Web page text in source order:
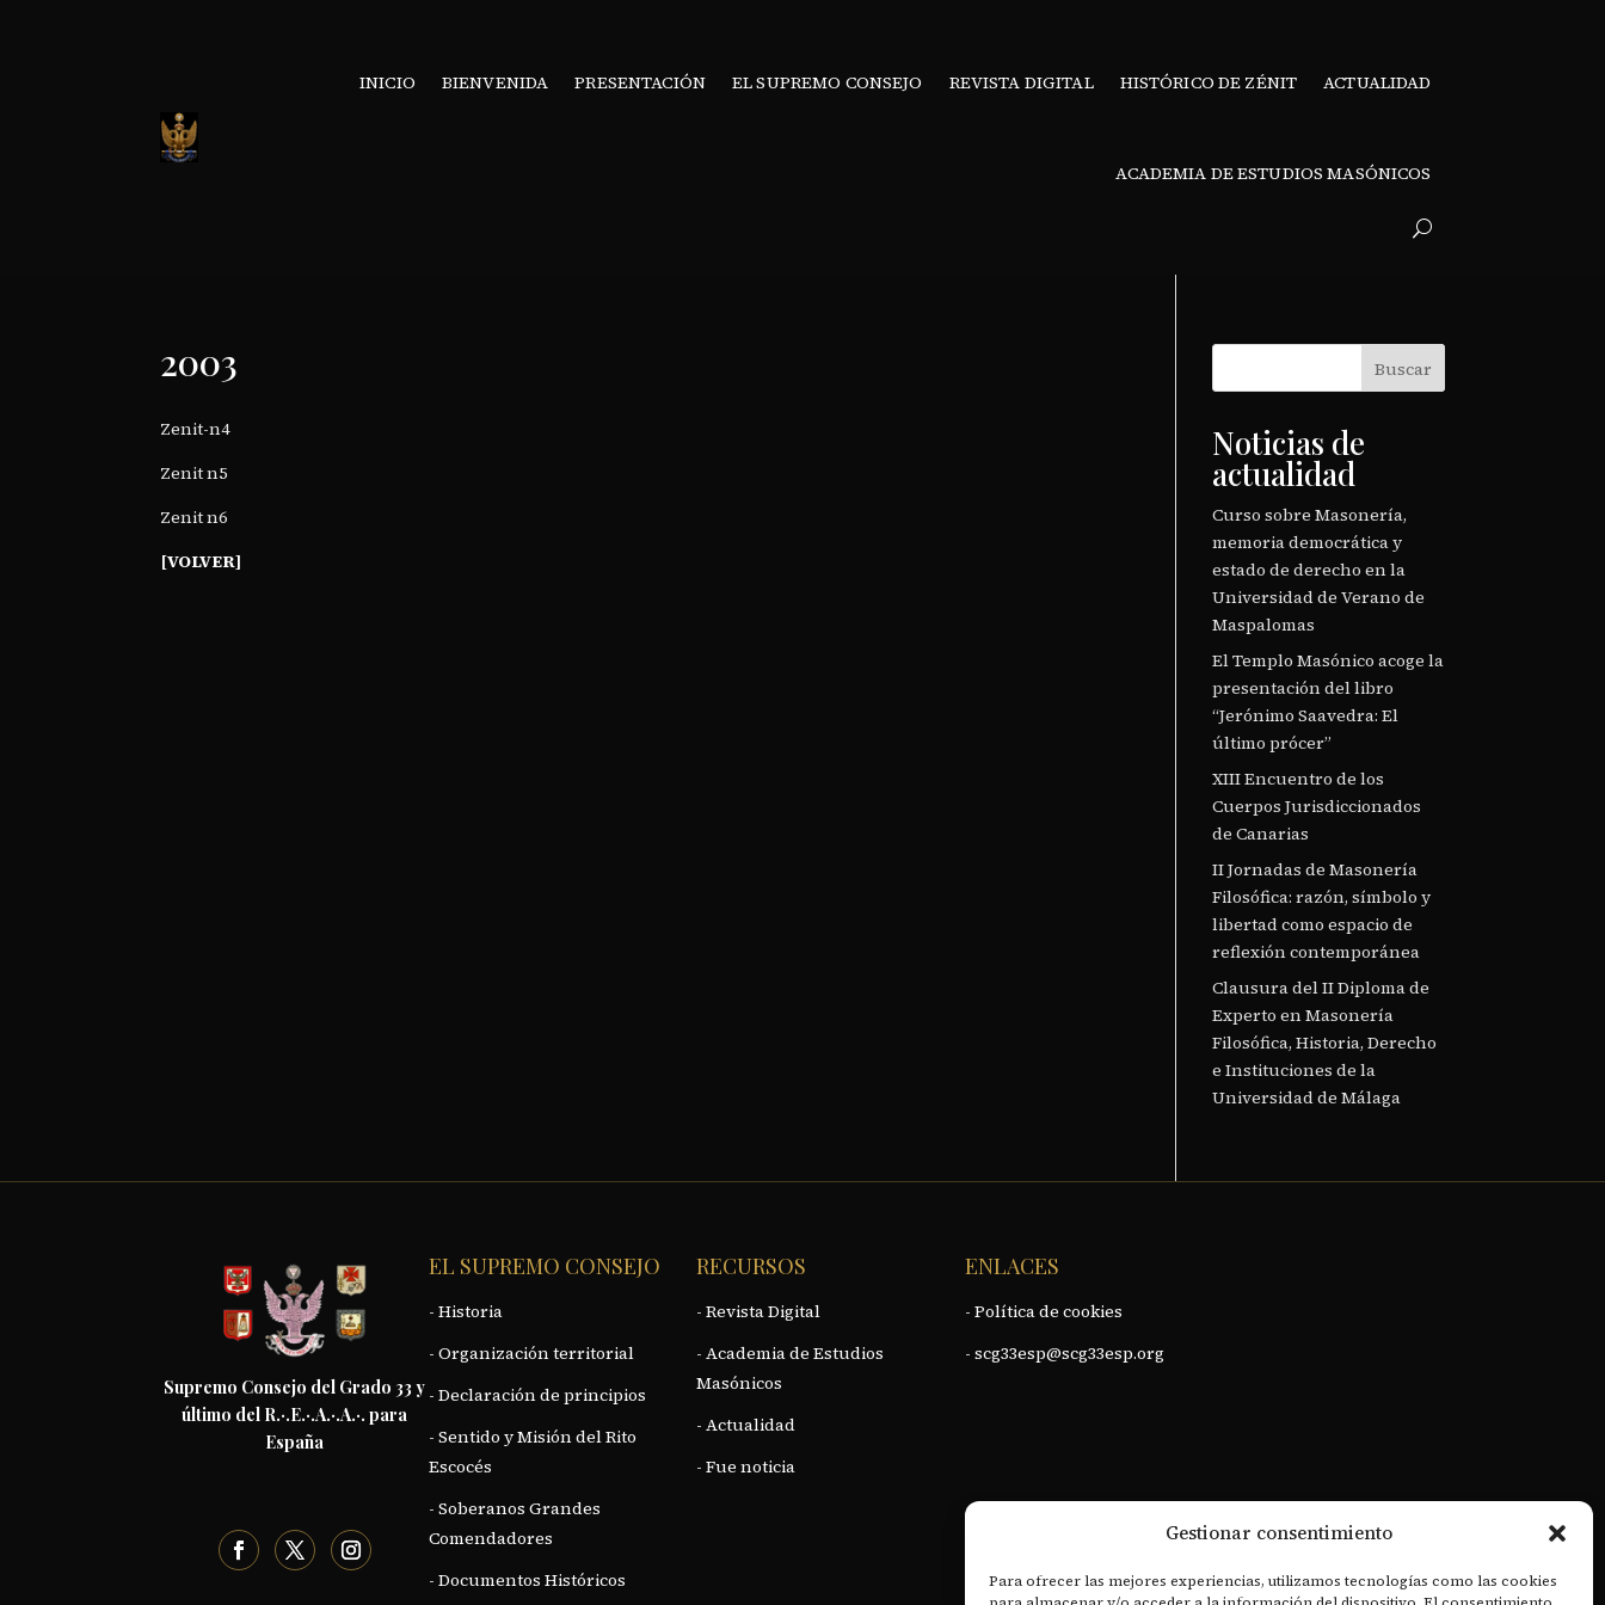
Gestionar consentimiento
Para ofrecer las mejores experiencias, utilizamos tecnologías como las cookies
INICIO BIENVENIDA PRESENTACIÓN EL SUPREMO CONSEJO REVISTA DIGITAL HISTÓRICO DE ZÉNIT ACTUALIDAD
ACADEMIA DE ESTUDIOS MASÓNICOS
2003
Zenit-n4
Zenit n5
Zenit n6
[VOLVER]
Buscar
Noticias de
actualidad
Curso sobre Masonería,
memoria democrática y
estado de derecho en la
Universidad de Verano de
Maspalomas
El Templo Masónico acoge la
presentación del libro
“Jerónimo Saavedra: El
último prócer”
XIII Encuentro de los
Cuerpos Jurisdiccionados
de Canarias
II Jornadas de Masonería
Filosófica: razón, símbolo y
libertad como espacio de
reflexión contemporánea
Clausura del II Diploma de
Experto en Masonería
Filosófica, Historia, Derecho
e Instituciones de la
Universidad de Málaga
Supremo Consejo del Grado 33 y
último del R.·.E.·.A.·.A.·. para
España
EL SUPREMO CONSEJO
- Historia
- Organización territorial
- Declaración de principios
- Sentido y Misión del Rito
Escocés
- Soberanos Grandes
Comendadores
- Documentos Históricos
RECURSOS
- Revista Digital
- Academia de Estudios
Masónicos
- Actualidad
- Fue noticia
ENLACES
- Política de cookies
- scg33esp@scg33esp.org